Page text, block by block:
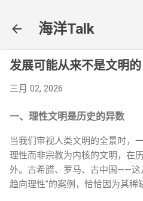
海洋Talk
发展可能从来不是文明
三月 02, 2026
一、理性文明是历史的异数
当我们审视人类文明的全景时，
理性而非宗教为内核的文明，在
外。古希腊、罗马、古中国——这
趋向理性"的案例，恰恰因为其稀